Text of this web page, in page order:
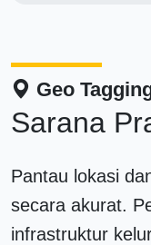
Geo
Sarana
Pantau lokasi
secara akurat.
infrastruktur